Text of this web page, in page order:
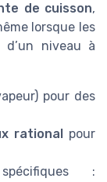
de cuisson,
lorsque les
niveau à
pour des
rational
pour
: